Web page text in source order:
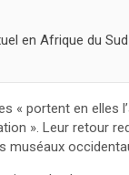
en Afrique du
« portent en
». Leur retour
muséaux